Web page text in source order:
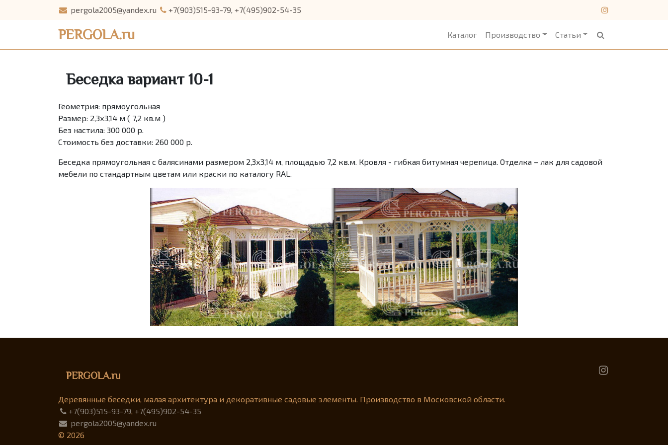
pergola2005@yandex.ru +7(903)515-93-79,+7(495)902-54-35
PERGOLA.ru Каталог Производство Статьи
Беседка вариант 10-1
Геометрия: прямоугольная
Размер: 2,3х3,14 м ( 7,2 кв.м )
Без настила: 300 000 р.
Стоимость без доставки: 260 000 р.
Беседка прямоугольная с балясинами размером 2,3х3,14 м, площадью 7,2 кв.м. Кровля - гибкая битумная черепица. Отделка – лак для садовой
мебели по стандартным цветам или краски по каталогу RAL.
PERGOLA.ru
Деревянные беседки, малая архитектура и декоративные садовые элементы. Производство в Московской области.
+7(903)515-93-79, +7(495)902-54-35
pergola2005@yandex.ru
© 2026